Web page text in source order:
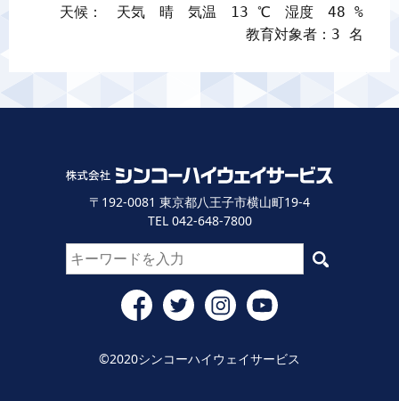
天候：　天気　晴　気温　13 ℃　湿度　48 %
教育対象者：3 名
〒192-0081 東京都八王子市横山町19-4
TEL 042-648-7800
©2020シンコーハイウェイサービス